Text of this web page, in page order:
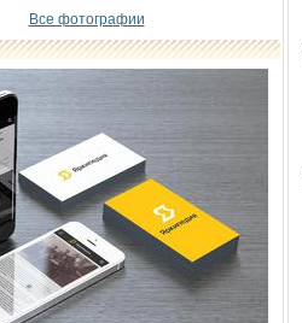
Все фотографии